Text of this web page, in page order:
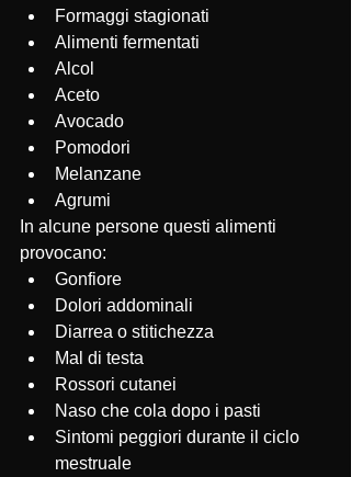
Formaggi stagionati
Alimenti fermentati
Alcol
Aceto
Avocado
Pomodori
Melanzane
Agrumi
In alcune persone questi alimenti
provocano:
Gonfiore
Dolori addominali
Diarrea o stitichezza
Mal di testa
Rossori cutanei
Naso che cola dopo i pasti
Sintomi peggiori durante il ciclo
mestruale